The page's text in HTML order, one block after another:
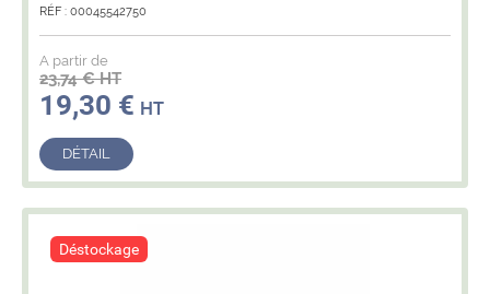
RÉF : 00045542750
A partir de
23,74 € HT
19,30 € HT
DÉTAIL
Déstockage